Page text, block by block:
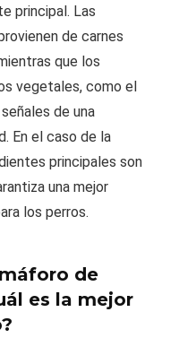
principal. Las
de carnes
que los
vegetales, como el
de una
En el caso de la
principales son
una mejor
los perros.
de
es la mejor